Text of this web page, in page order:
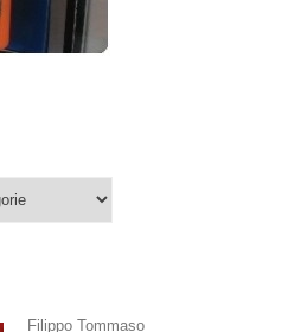
Filippo Tommaso